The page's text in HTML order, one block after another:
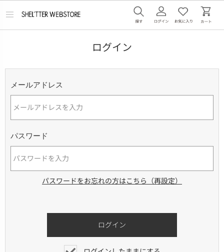
メ
ログイン
メールアドレス
パスワード
パスワードをお忘れの方はこちら（再設定）